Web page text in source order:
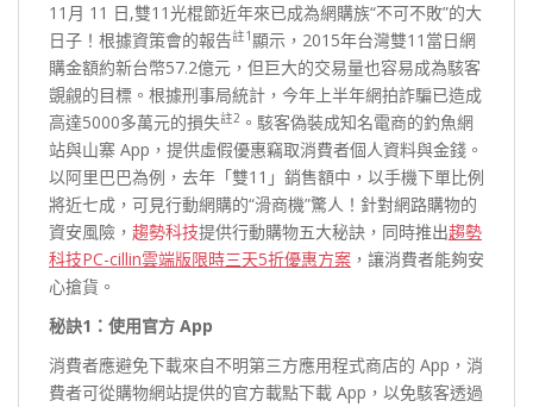
11月 11 日,雙11光棍節近年來已成為網購族“不可不敗”的大
日子！根據資策會的報告註1顯示，2015年台灣雙11當日網
購金額約新台幣57.2億元，但巨大的交易量也容易成為駭客
覬覦的目標。根據刑事局統計，今年上半年網拍詐騙已造成
高達5000多萬元的損失註2 。駭客偽裝成知名電商的釣魚網
站與山寨 App，提供虛假優惠竊取消費者個人資料與金錢。
以阿里巴巴為例，去年「雙11」銷售額中，以手機下單比例
將近七成，可見行動網購的“滑商機”驚人！針對網路購物的
資安風險， 趨勢科技提供行動購物五大秘訣，同時推出趨勢
科技PC-cillin雲端版限時三天5折優惠方案 ，讓消費者能夠安
心搶貨。
秘訣1：使用官方 App
消費者應避免下載來自不明第三方應用程式商店的 App，消
費者可從購物網站提供的官方載點下載 App，以免駭客透過